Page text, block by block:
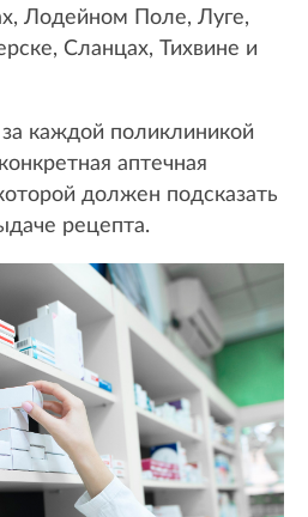
Лодейном Поле, Луге,
Сланцах, Тихвине и
каждой поликлиникой
аптечная
должен подсказать
рецепта.